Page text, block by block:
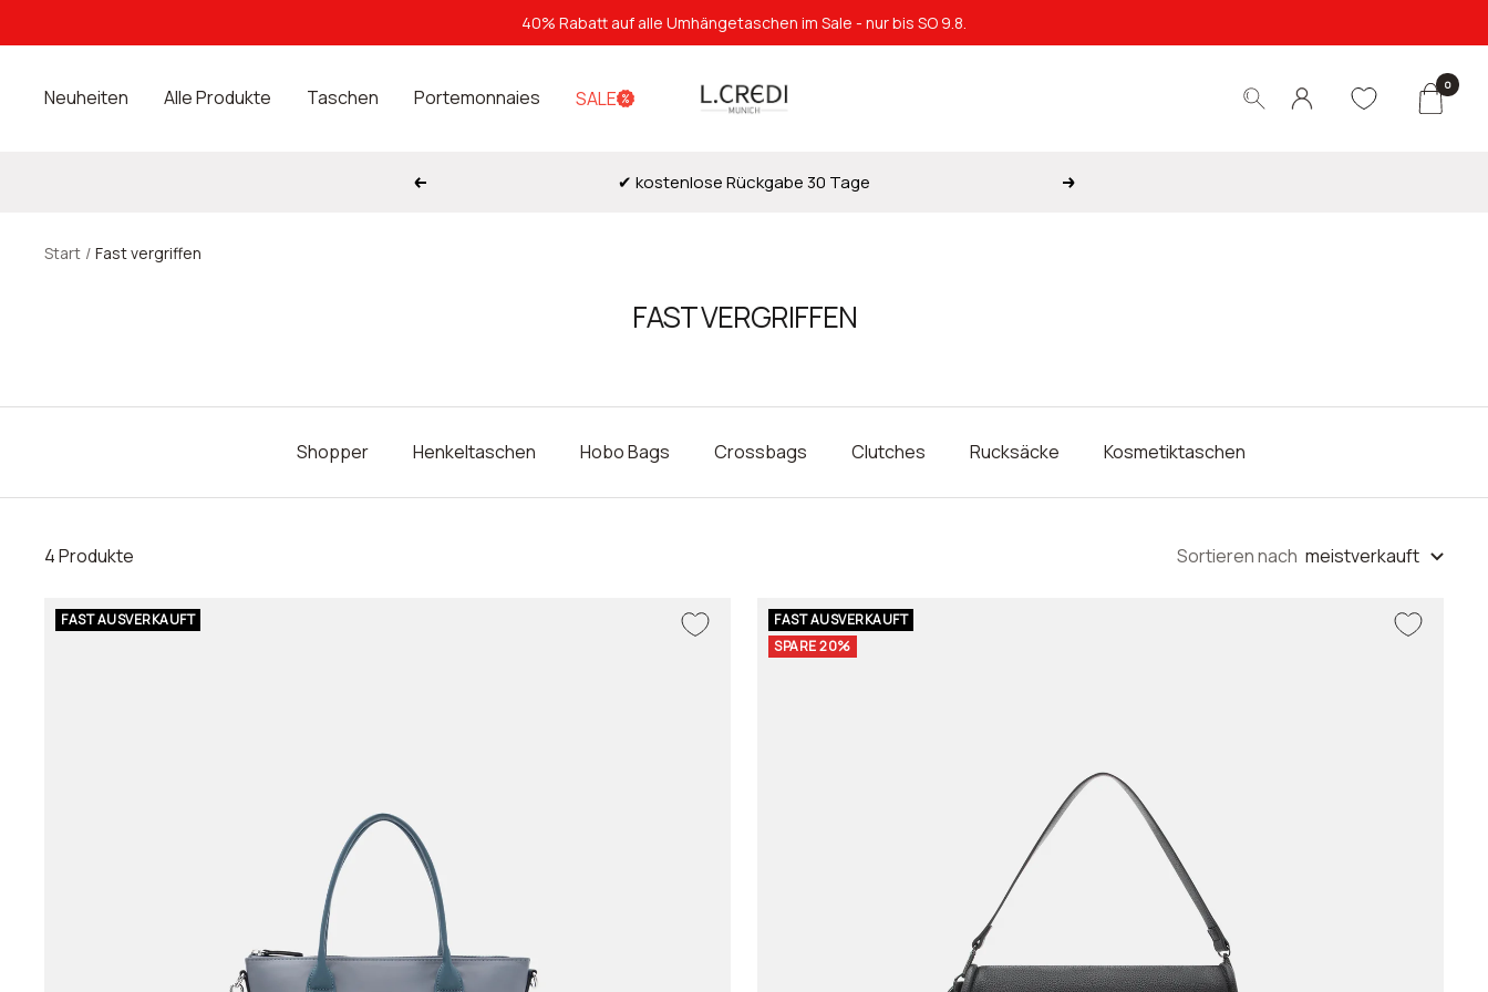
zum
40% Rabatt auf alle Umhängetaschen im Sale - nur bis SO 9.8.
Neuheiten Alle Produkte Taschen Portemonnaies SALE
L.Credi
0
Zurück
✔ kostenlose Rückgabe 30 Tage
Weiter
Start Fast vergriffen
FAST VERGRIFFEN
Shopper Henkeltaschen Hobo Bags Crossbags Clutches Rucksäcke Kosmetiktaschen
4 Produkte Sortieren nach meistverkauft
FAST AUSVERKAUFT
FAST AUSVERKAUFT
SPARE 20%